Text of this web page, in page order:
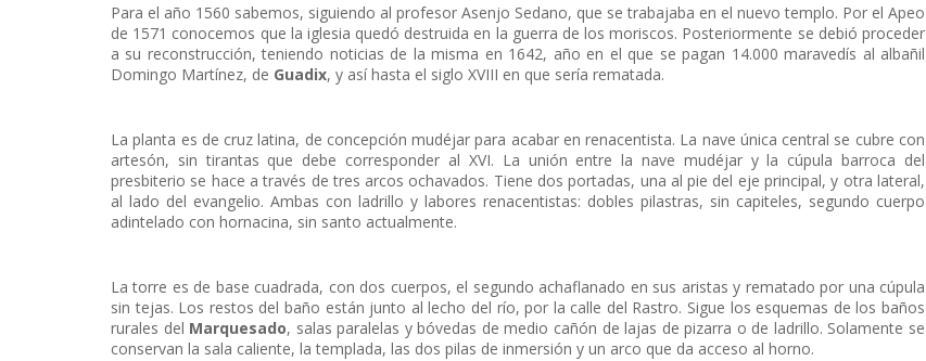
Para el año 1560 sabemos, siguiendo al profesor Asenjo Sedano, que se trabajaba en el nuevo templo. Por el Apeo
de 1571 conocemos que la iglesia quedó destruida en la guerra de los moriscos. Posteriormente se debió proceder
a su reconstrucción, teniendo noticias de la misma en 1642, año en el que se pagan 14.000 maravedís al albañil
Domingo Martínez, de Guadix, y así hasta el siglo XVIII en que sería rematada.
La planta es de cruz latina, de concepción mudéjar para acabar en renacentista. La nave única central se cubre con
artesón, sin tirantas que debe corresponder al XVI. La unión entre la nave mudéjar y la cúpula barroca del
presbiterio se hace a través de tres arcos ochavados. Tiene dos portadas, una al pie del eje principal, y otra lateral,
al lado del evangelio. Ambas con ladrillo y labores renacentistas: dobles pilastras, sin capiteles, segundo cuerpo
adintelado con hornacina, sin santo actualmente.
La torre es de base cuadrada, con dos cuerpos, el segundo achaflanado en sus aristas y rematado por una cúpula
sin tejas. Los restos del baño están junto al lecho del río, por la calle del Rastro. Sigue los esquemas de los baños
rurales del Marquesado, salas paralelas y bóvedas de medio cañón de lajas de pizarra o de ladrillo. Solamente se
conservan la sala caliente, la templada, las dos pilas de inmersión y un arco que da acceso al horno.